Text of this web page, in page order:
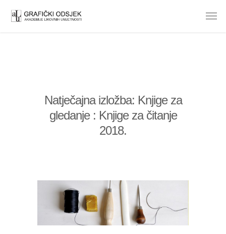
Natječajna izložba: Knjige za
gledanje : Knjige za čitanje
2018.